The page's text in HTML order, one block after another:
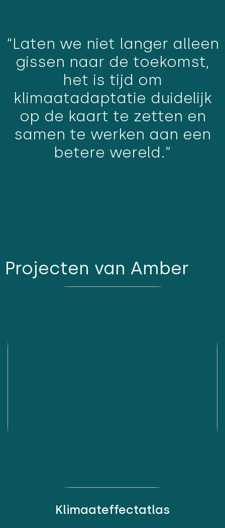
“Laten we niet langer alleen
gissen naar de toekomst,
het is tijd om
klimaatadaptatie duidelijk
op de kaart te zetten en
samen te werken aan een
betere wereld.”
Projecten van Amber
Klimaateffectatlas